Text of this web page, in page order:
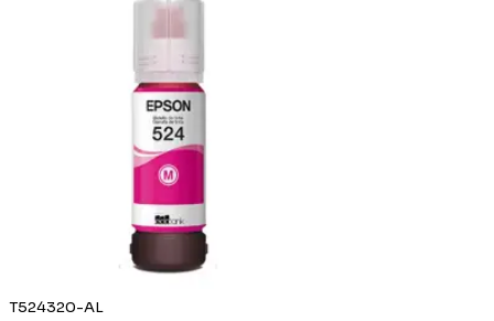
T524320-AL